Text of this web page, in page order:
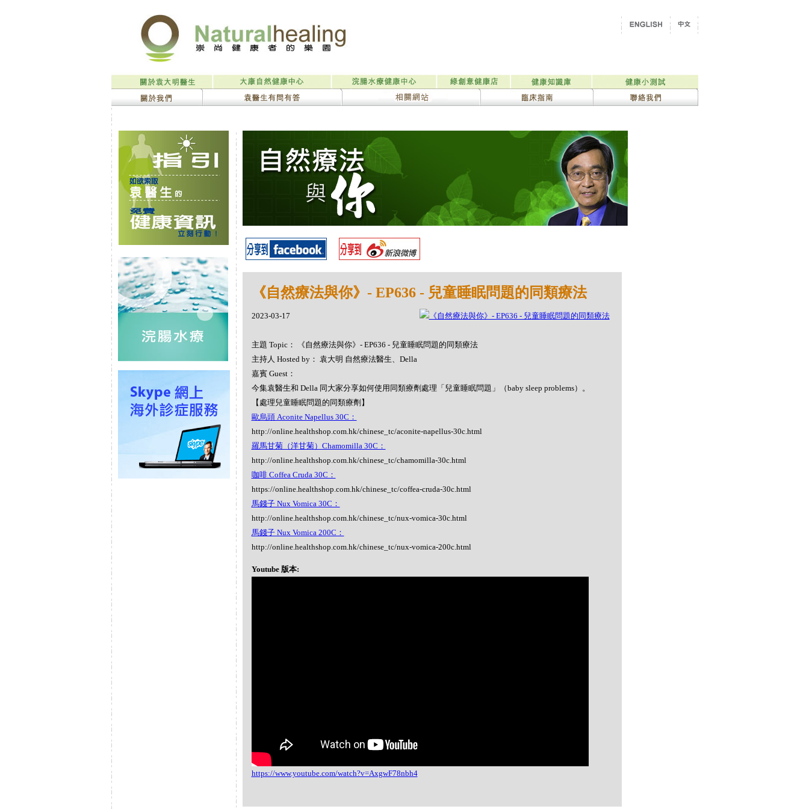
《自然療法與你》- EP636 - 兒童睡眠問題的同類療法
2023-03-17
主題 Topic： 《自然療法與你》- EP636 - 兒童睡眠問題的同類療法
主持人 Hosted by： 袁大明 自然療法醫生、Della
嘉賓 Guest：
今集袁醫生和 Della 同大家分享如何使用同類療劑處理「兒童睡眠問題」（baby sleep problems）。
【處理兒童睡眠問題的同類療劑】
歐烏頭 Aconite Napellus 30C：
http://online.healthshop.com.hk/chinese_tc/aconite-napellus-30c.html
羅馬甘菊（洋甘菊）Chamomilla 30C：
http://online.healthshop.com.hk/chinese_tc/chamomilla-30c.html
咖啡 Coffea Cruda 30C：
https://online.healthshop.com.hk/chinese_tc/coffea-cruda-30c.html
馬錢子 Nux Vomica 30C：
http://online.healthshop.com.hk/chinese_tc/nux-vomica-30c.html
馬錢子 Nux Vomica 200C：
http://online.healthshop.com.hk/chinese_tc/nux-vomica-200c.html
Youtube 版本:
https://www.youtube.com/watch?v=AxgwF78nbh4